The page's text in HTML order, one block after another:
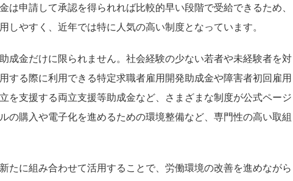
申請して承認を得られれば比較的早い段階で受給できるため、
しやすく、近年では特に人気の高い制度となっています。
成金だけに限られません。社会経験の少ない若者や未経験者を対
する際に利用できる特定求職者雇用開発助成金や障害者初回雇用
を支援する両立支援等助成金など、さまざまな制度が公式ページ
の購入や電子化を進めるための環境整備など、専門性の高い取組
たに組み合わせて活用することで、労働環境の改善を進めながら